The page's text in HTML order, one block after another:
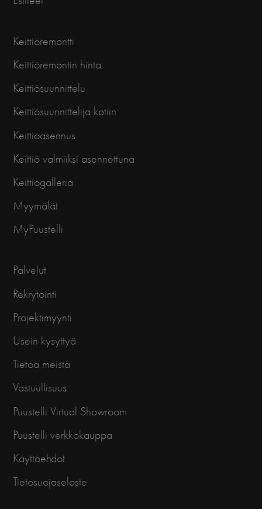
Keittiöremontti
Keittiöremontin hinta
Keittiösuunnittelu
Keittiösuunnittelija kotiin
Keittiöasennus
Keittiö valmiiksi asennettuna
Keittiögalleria
Myymälät
MyPuustelli
Palvelut
Rekrytointi
Projektimyynti
Usein kysyttyä
Tietoa meistä
Vastuullisuus
Puustelli Virtual Showroom
Puustelli verkkokauppa
Käyttöehdot
Tietosuojaseloste